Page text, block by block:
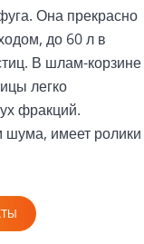
Она прекрасно
до 60 л в
В шлам-корзине
легко
фракций.
шума, имеет ролики